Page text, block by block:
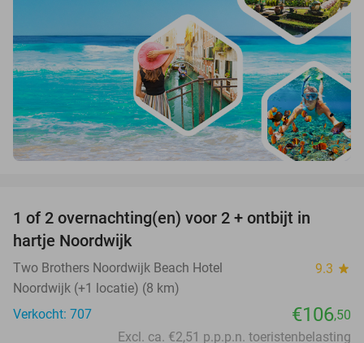
1 of 2 overnachting(en) voor 2 + ontbijt in
hartje Noordwijk
Two Brothers Noordwijk Beach Hotel 9.3 star
Noordwijk (+1 locatie) (8 km)
Verkocht: 707
€106,50
Excl. ca. €2,51 p.p.p.n. toeristenbelasting